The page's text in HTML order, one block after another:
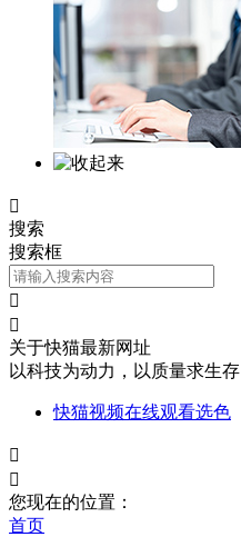

搜索
搜索框


关于快猫最新网址
以科技为动力，以质量求生存
快猫视频在线观看选色


您现在的位置：
首页